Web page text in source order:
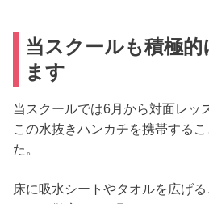
当スクールも積極
ます
当スクールでは6月から対面レッ
この水抜きハンカチを携帯する
た。
床に吸水シートやタオルを広げ